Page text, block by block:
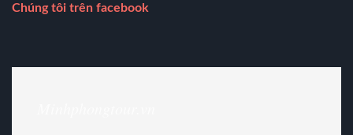
Chúng tôi trên facebook